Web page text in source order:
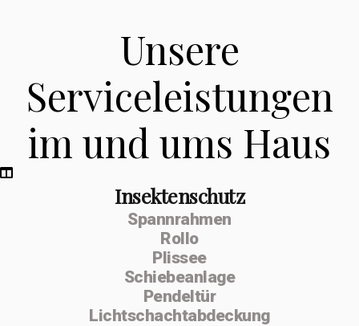
Unsere
Serviceleistungen
im und ums Haus
Insektenschutz
Spannrahmen
Rollo
Plissee
Schiebeanlage
Pendeltür
Lichtschachtabdeckung